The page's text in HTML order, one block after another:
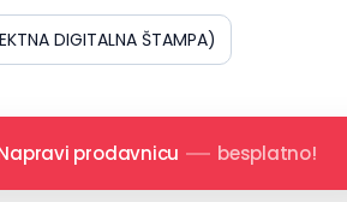
DIGITALNA ŠTAMPA)
prodavnicu besplatno!